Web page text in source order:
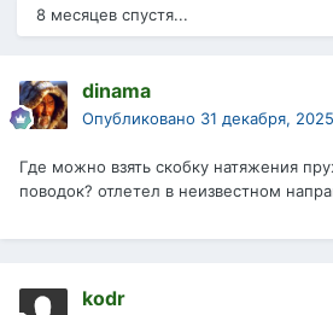
8 месяцев спустя...
dinama
Опубликовано 31 декабря, 2025
Где можно взять скобку натяжения
поводок? отлетел в неизвестном
kodr